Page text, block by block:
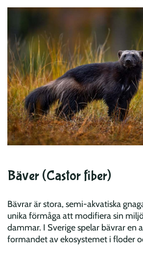
Bäver (Castor fiber)
Bävrar är stora, semi-akvatiska
unika förmåga att modifiera sin
dammar. I Sverige spelar bävrar en
formandet av ekosystemet i floder